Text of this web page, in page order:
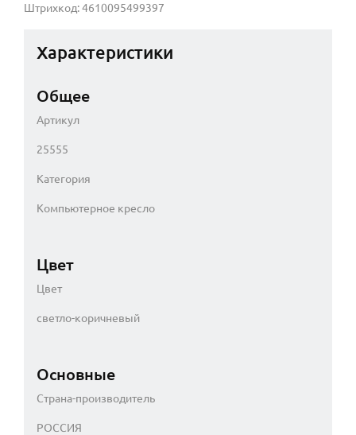
Штрихкод: 4610095499397
Характеристики
Общее
Артикул
25555
Категория
Компьютерное кресло
Цвет
Цвет
светло-коричневый
Основные
Страна-производитель
РОССИЯ